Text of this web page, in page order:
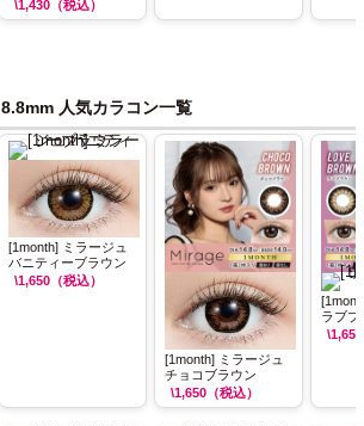
\1,430 （税込）
8.8mm 人気カラコン一覧
[1month] ミラージュ
バニティーブラウン
\1,650 （税込）
[1month] ミラージュ
チョコブラウン
\1,650 （税込）
ラブブ
\1,650